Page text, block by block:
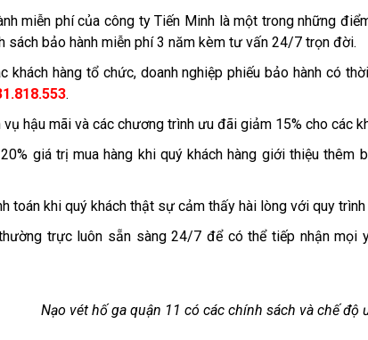
miễn phí của công ty Tiến Minh là một trong những
sách bảo hành miễn phí 3 năm kèm tư vấn 24/7 trọn đời.
khách hàng tổ chức, doanh nghiệp phiếu bảo hành có
.
hậu mãi và các chương trình ưu đãi giảm 15% cho các
giá trị mua hàng khi quý khách hàng giới thiệu
toán khi quý khách thật sự cảm thấy hài lòng với quy
trực luôn sẵn sàng 24/7 để có thể tiếp nhận mọi
Nạo vét hố ga quận 11 có các chính sách và chế độ